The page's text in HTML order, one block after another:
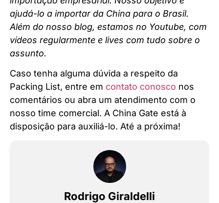
ajudá-lo a importar da China para o Brasil.
Além do nosso blog, estamos no Youtube, com
vídeos regularmente e lives com tudo sobre o
assunto.
Caso tenha alguma dúvida a respeito da
Packing List, entre em contato conosco nos
comentários ou abra um atendimento com o
nosso time comercial. A China Gate está à
disposição para auxiliá-lo. Até a próxima!
Rodrigo Giraldelli